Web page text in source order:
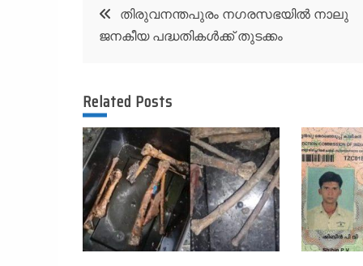
Post
navigation
തിരുവനന്തപുരം നഗരസഭയിൽ നാലു
ജനകീയ പദ്ധതികൾക്ക് തുടക്കം
Related Posts